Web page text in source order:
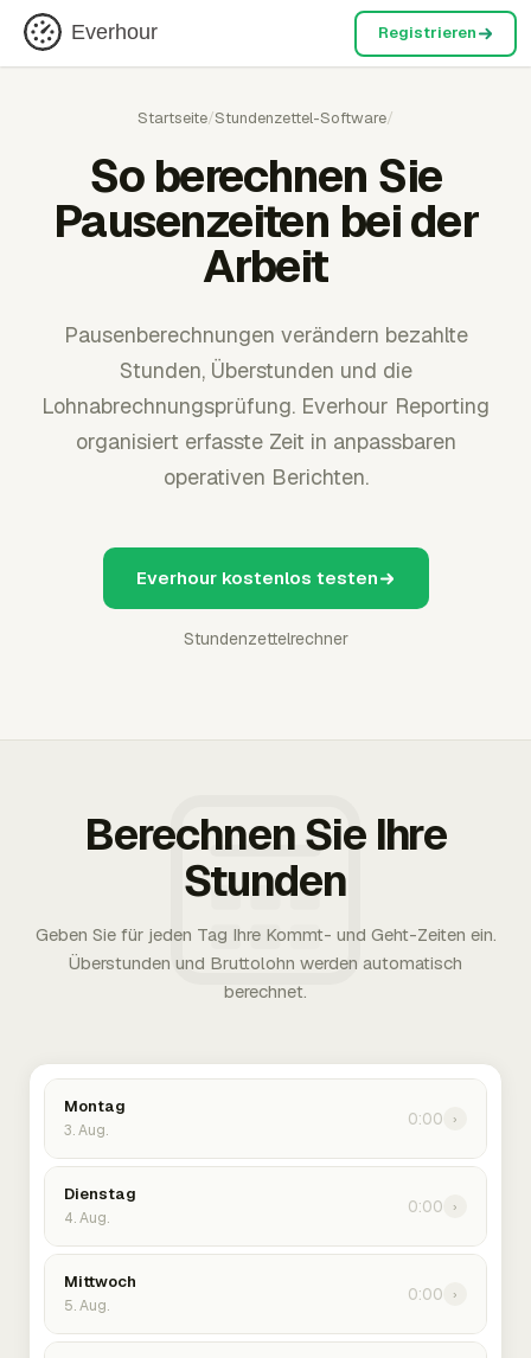
Everhour Registrieren
Startseite/Stundenzettel-Software/
So berechnen Sie
Pausenzeiten bei der
Arbeit
Pausenberechnungen verändern bezahlte
Stunden, Überstunden und die
Lohnabrechnungsprüfung. Everhour Reporting
organisiert erfasste Zeit in anpassbaren
operativen Berichten.
Everhour kostenlos testen
Stundenzettelrechner
Berechnen Sie Ihre
Stunden
Geben Sie für jeden Tag Ihre Kommt- und Geht-Zeiten ein.
Überstunden und Bruttolohn werden automatisch
berechnet.
Montag
3. Aug.
0:00 ›
Dienstag
4. Aug.
0:00 ›
Mittwoch
5. Aug.
0:00 ›